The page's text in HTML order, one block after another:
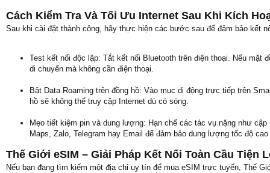
Cách Kiểm Tra Và Tối Ưu Internet Sau Khi Kích
Sau khi cài đặt thành công, hãy thực hiện các bước sau để đảm bảo kết
Test kết nối độc lập: Tắt kết nối Bluetooth trên điện thoại. Nếu mặt
di chuyển mà không cần điện thoại.
Bật Data Roaming trên đồng hồ: Vào mục di động trực tiếp trên
hồ sẽ không thể truy cập Internet dù có sóng.
Mẹo tiết kiệm pin và dung lượng: Hạn chế các tác vụ nặng như
Maps, Zalo, Telegram hay Email để đảm bảo dung lượng tốc độ
Thế Giới eSIM – Giải Pháp Kết Nối Toàn Cầu Tiện
Nếu bạn đang tìm kiếm một địa chỉ uy tín để mua eSIM trực tuyến, Thế